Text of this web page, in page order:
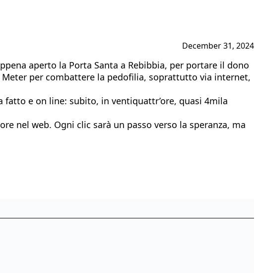
December 31, 2024
aperto la Porta Santa a Rebibbia, per portare il dono
Meter per combattere la pedofilia, soprattutto via internet,
fatto e on line: subito, in ventiquattr’ore, quasi 4mila
nel web. Ogni clic sarà un passo verso la speranza, ma